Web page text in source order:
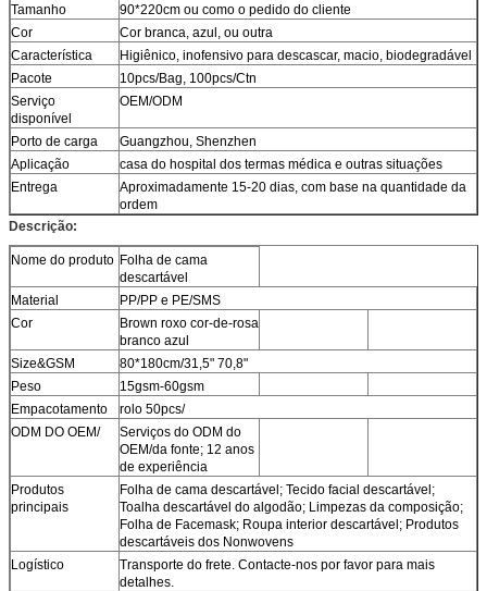
Tamanho
90*220cm ou como o pedido do cliente
Cor
Cor branca, azul, ou outra
Característica
Higiênico, inofensivo para descascar, macio, biodegradável
Pacote
10pcs/Bag, 100pcs/Ctn
Serviço
disponível
OEM/ODM
Porto de carga
Guangzhou, Shenzhen
Aplicação
casa do hospital dos termas médica e outras situações
Entrega
Aproximadamente 15-20 dias, com base na quantidade da
ordem
Descrição:
Nome do produto Folha de cama
descartável
Material
PP/PP e PE/SMS
Cor
Brown roxo cor-de-rosa
branco azul
Size&GSM
80*180cm/31,5" 70,8"
Peso
15gsm-60gsm
Empacotamento
rolo 50pcs/
ODM DO OEM/
Serviços do ODM do
OEM/da fonte; 12 anos
de experiência
Produtos
principais
Folha de cama descartável; Tecido facial descartável;
Toalha descartável do algodão; Limpezas da composição;
Folha de Facemask; Roupa interior descartável; Produtos
descartáveis dos Nonwovens
Logístico
Transporte do frete. Contacte-nos por favor para mais
detalhes.